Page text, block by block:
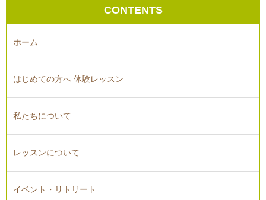
CONTENTS
ホーム
はじめての方へ 体験レッスン
私たちについて
レッスンについて
イベント・リトリート